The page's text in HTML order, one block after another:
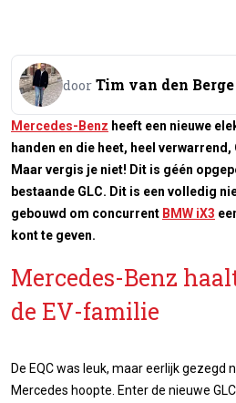
door Tim van den Berge
Mercedes-Benz heeft een nieuwe
handen en die heet, heel
Maar vergis je niet! Dit is géén
bestaande GLC. Dit is een volledig
gebouwd om concurrent BMW iX3
kont te geven.
Mercedes-Benz
de EV-familie
De EQC was leuk, maar eerlijk gezegd
Mercedes hoopte. Enter de nieuwe